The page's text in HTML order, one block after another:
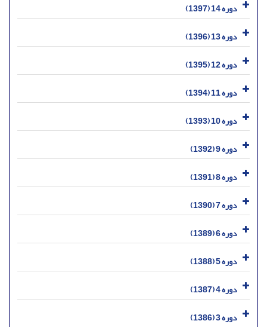
دوره 14 (1397)
دوره 13 (1396)
دوره 12 (1395)
دوره 11 (1394)
دوره 10 (1393)
دوره 9 (1392)
دوره 8 (1391)
دوره 7 (1390)
دوره 6 (1389)
دوره 5 (1388)
دوره 4 (1387)
دوره 3 (1386)